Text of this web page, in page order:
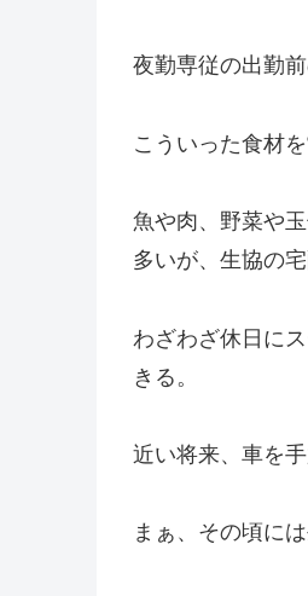
夜勤専従の出勤
こういった食材
魚や肉、野菜や
多いが、生協の
わざわざ休日に
きる。
近い将来、車を
まぁ、その頃に